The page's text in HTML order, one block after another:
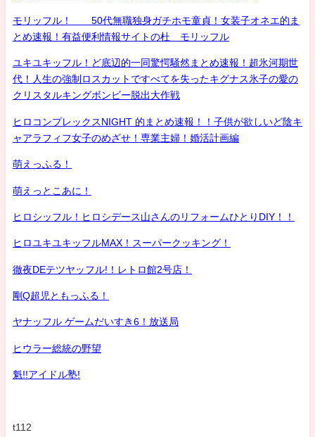
モリッフル！ 50代無職独身ガチホモ童貞！女装子オネエ的ま
とめ速報！有益便利情報サイトの杜 モリッフル
ユキユキッフル！ど底辺的一同驚愕騒然まとめ速報！超氷河期世
代！人生の強制ロスカットですべてを失ったキグナス氷子の愛の
クリスタルキングボンビー脱出大作戦
ヒロコンプレックスNIGHT 的まとめ速報！！子供が欲しいど陰キ
ャアラフィフ女子のめざせ！専業主婦！婚活計画編
萌えっふる！
萌えっとこあに！
ヒロシッフル！ヒロシデース山さんのリフォームひとりDIY！！
ヒロユキユキッフルMAX！スーパークッキング！
徹夜DEテツヤッフル!！レトロ館2号店！
剛Q超児ともっふる！
ヤナッフル ゲームだいすき6！放送局
ヒウラー総統の野望
魁!!アイドル塾!
t112